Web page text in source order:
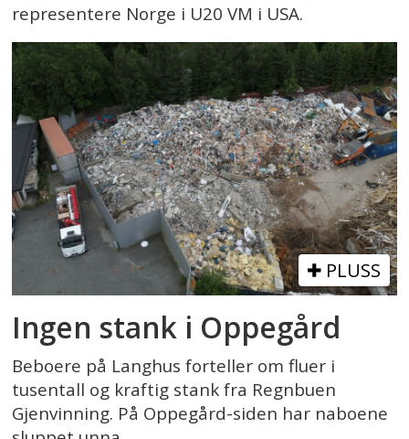
representere Norge i U20 VM i USA.
PLUSS
Ingen stank i Oppegård
Beboere på Langhus forteller om fluer i
tusentall og kraftig stank fra Regnbuen
Gjenvinning. På Oppegård-siden har naboene